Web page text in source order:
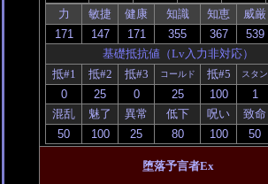
力 敏捷 健康 知識 知恵 威厳
基礎抵抗値（Lv入力非対応）
抵#1
抵#2 抵#3 コールド 抵#5 スタン
混乱 魅了 異常 低下 呪い 致命
堕落予言者Ex